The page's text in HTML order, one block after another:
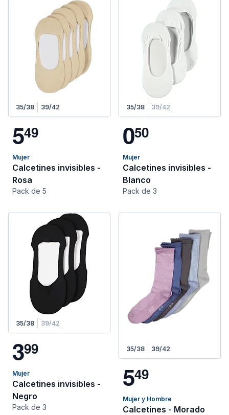
35/38 39/42
549
Mujer
Calcetines invisibles -
Rosa
Pack de 5
35/38 39/42
050
Mujer
Calcetines invisibles -
Blanco
Pack de 3
35/38 39/42
399
Mujer
Calcetines invisibles -
Negro
Pack de 3
35/38 39/42
549
Mujer y Hombre
Calcetines - Morado